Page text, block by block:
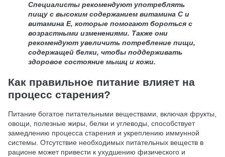
Специалисты рекомендуют употреблять
пищу с высоким содержанием витамина С и
витамина Е, которые помогают бороться с
возрастными изменениями. Также они
рекомендуют увеличить потребление пищи,
содержащей белки, чтобы поддерживать
здоровое состояние мышц и кожи.
Как правильное питание влияет на
процесс старения?
Питание богатое питательными веществами, включая фрукты,
овощи, полезные жиры, белки и углеводы, способствует
замедлению процесса старения и укреплению иммунной
системы. Отсутствие необходимых питательных веществ в
рационе может привести к ухудшению физического и